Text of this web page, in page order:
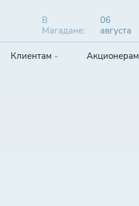
В
Магадане:
06
августа
Клиентам Акционерам